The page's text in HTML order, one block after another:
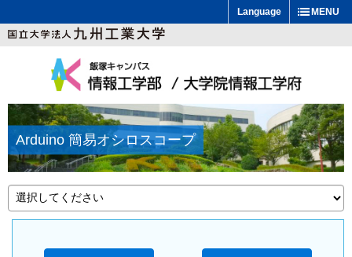
MENU
Language
Arduino 簡易オシロスコープ